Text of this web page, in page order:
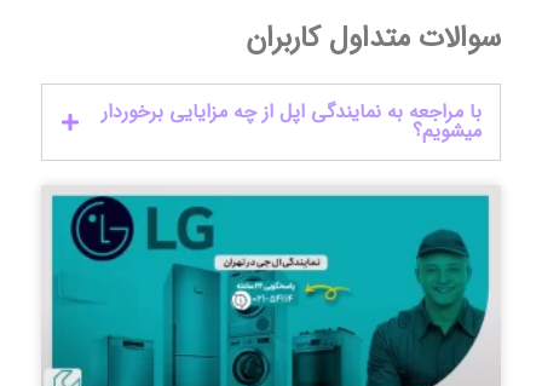
سوالات متداول کاربران
با مراجعه به نمایندگی اپل از چه مزایایی برخوردار
میشویم؟